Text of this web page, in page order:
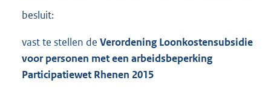
besluit:
vast te stellen de Verordening Loonkostensubsidie
voor personen met een arbeidsbeperking
Participatiewet Rhenen 2015